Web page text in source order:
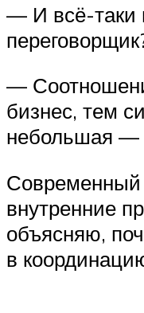
— И всё-таки
—
бизнес, тем
небольшая —
Современный
внутренние
объясняю,
в